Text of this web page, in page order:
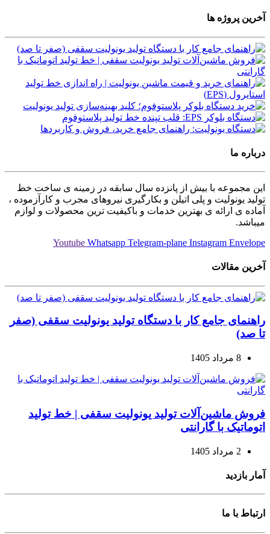
آخرین پروژه ها
درباره ما
این مجموعه با بیش از پانزده سال سابقه در زمینه ی ساخت خط
تولید یونولیت و پلی اتیلن و بکارگیری نیروهای مجرب و کارآزموده ،
آماده ی ارائه ی بهترین خدمات و باکیفیت ترین محصولات و لوازم
میباشد.
Youtube Whatsapp Telegram-plane Instagram Envelope
آخرین مقالات
راهنمای جامع کار با دستگاه تولید یونولیت سقفی (صفر
تا صد)
8 مرداد 1405
فروش ماشین‌آلات تولید یونولیت سقفی | خط تولید
اتوماتیک با گارانتی
2 مرداد 1405
آمار بازدید
ارتباط با ما